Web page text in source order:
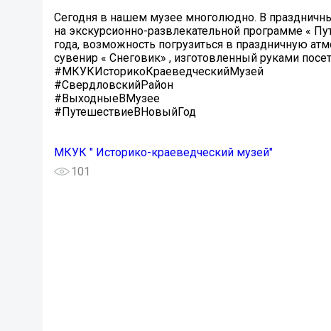
Сегодня в нашем музее многолюдно. В
на экскурсионно-развлекательной программе «
года, возможность погрузиться в праздничную
сувенир « Снеговик» , изготовленный руками
#МКУКИсторикоКраеведческийМузей
#СвердловскийРайон
#ВыходныеВМузее
#ПутешествиеВНовыйГод
МКУК " Историко-краеведческий музей"
101